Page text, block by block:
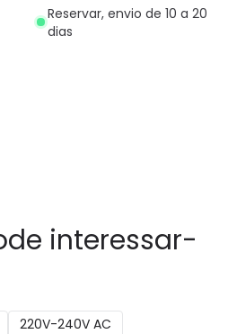
Philips
Reservar, envio de 10 a 20
dias
interessar-
220V-240V AC